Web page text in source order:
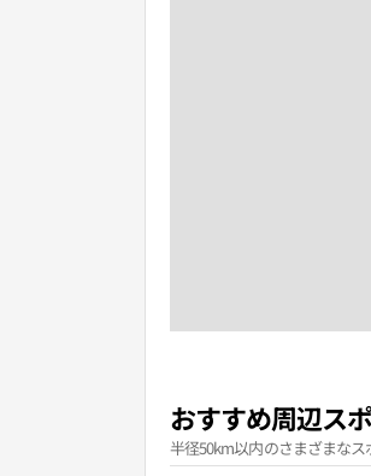
おすすめ周辺ス
半径50km以内のさまざまなス